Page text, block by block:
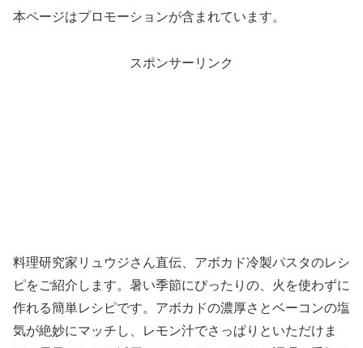
本ページはプロモーションが含まれています。
スポンサーリンク
料理研究家リュウジさん直伝、アボカド冷製パスタのレシ
ピをご紹介します。暑い季節にぴったりの、火を使わずに
作れる簡単レシピです。アボカドの濃厚さとベーコンの塩
気が絶妙にマッチし、レモン汁でさっぱりといただけま